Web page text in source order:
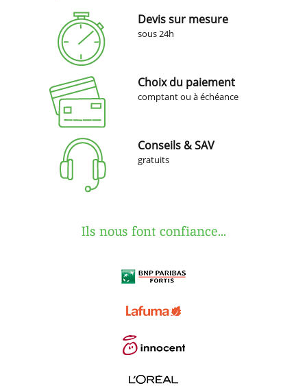
Devis sur mesure
sous 24h
Choix du paiement
comptant ou à échéance
Conseils & SAV
gratuits
Ils nous font confiance...